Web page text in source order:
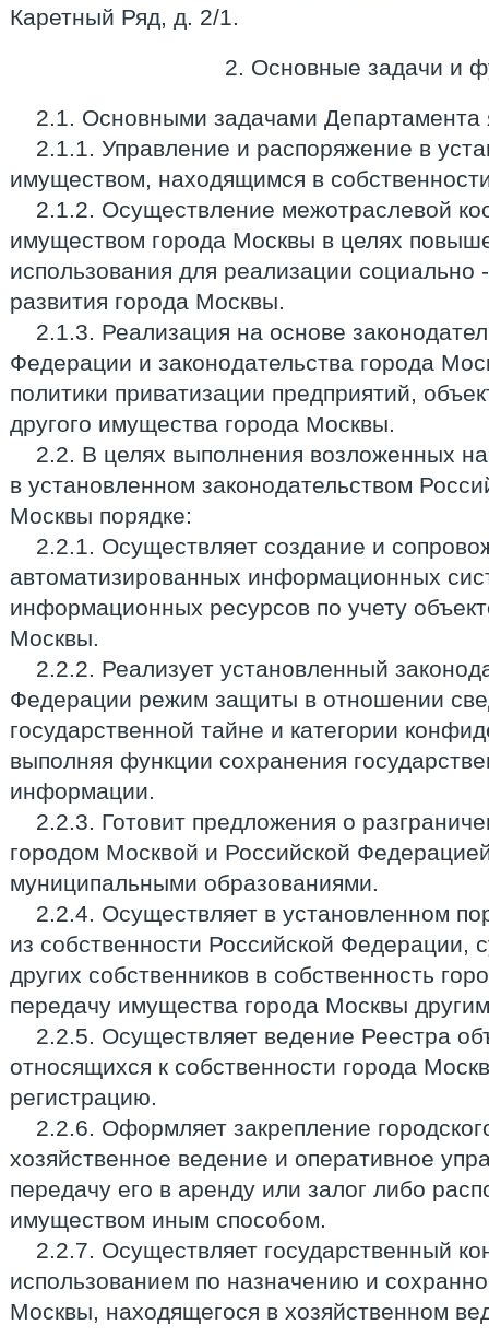
Каретный Ряд, д. 2/1.
2. Основные задачи и
2.1. Основными задачами Департамента
2.1.1. Управление и распоряжение в
имуществом, находящимся в
2.1.2. Осуществление межотраслевой
имуществом города Москвы в целях
использования для реализации социально
развития города Москвы.
2.1.3. Реализация на основе
Федерации и законодательства города
политики приватизации предприятий,
другого имущества города Москвы.
2.2. В целях выполнения возложенных
в установленном законодательством
Москвы порядке:
2.2.1. Осуществляет создание и
автоматизированных информационных
информационных ресурсов по учету
Москвы.
2.2.2. Реализует установленный
Федерации режим защиты в отношении
государственной тайне и категории
выполняя функции сохранения
информации.
2.2.3. Готовит предложения о
городом Москвой и Российской
муниципальными образованиями.
2.2.4. Осуществляет в установленном
из собственности Российской Федерации,
других собственников в собственность
передачу имущества города Москвы
2.2.5. Осуществляет ведение Реестра
относящихся к собственности города
регистрацию.
2.2.6. Оформляет закрепление
хозяйственное ведение и оперативное
передачу его в аренду или залог либо
имуществом иным способом.
2.2.7. Осуществляет государственный
использованием по назначению и
Москвы, находящегося в хозяйственном